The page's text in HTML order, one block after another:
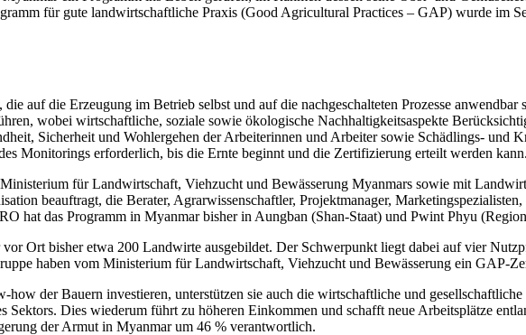
für gute landwirtschaftliche Praxis (Good Agricultural Practices – GAP) wurde im
auf die Erzeugung im Betrieb selbst und auf die nachgeschalteten Prozesse
wobei wirtschaftliche, soziale sowie ökologische Nachhaltigkeitsaspekte
Sicherheit und Wohlergehen der Arbeiterinnen und Arbeiter sowie Schädlings- und
Monitorings erforderlich, bis die Ernte beginnt und die Zertifizierung erteilt werden kann.
für Landwirtschaft, Viehzucht und Bewässerung Myanmars sowie mit
beauftragt, die Berater, Agrarwissenschaftler, Projektmanager,
hat das Programm in Myanmar bisher in Aungban (Shan-Staat) und Pwint Phyu
Ort bisher etwa 200 Landwirte ausgebildet. Der Schwerpunkt liegt dabei auf vier
haben vom Ministerium für Landwirtschaft, Viehzucht und Bewässerung ein GAP-
der Bauern investieren, unterstützen sie auch die wirtschaftliche und
Sektors. Dies wiederum führt zu höheren Einkommen und schafft neue Arbeitsplätze
der Armut in Myanmar um 46 % verantwortlich.